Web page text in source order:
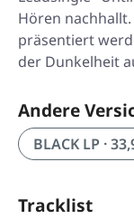
Hören
präsentiert
der Dunkelheit
Andere
BLACK LP ·
Tracklist